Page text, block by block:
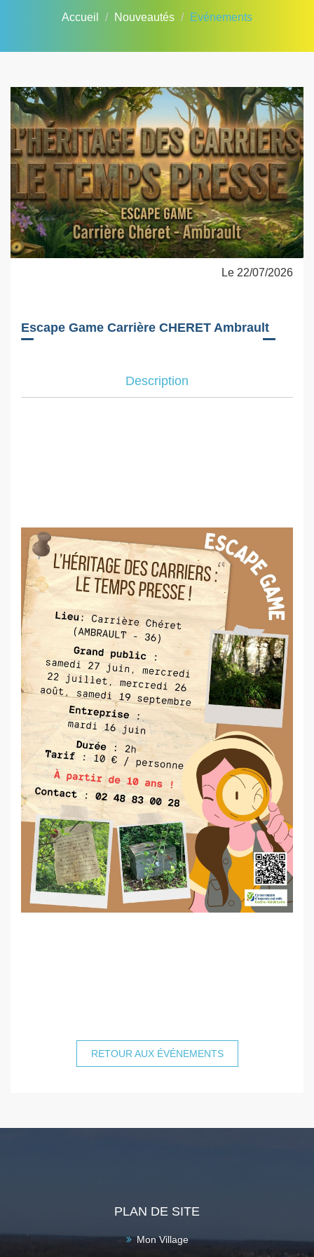
Accueil Nouveautés Evénements
Le 22/07/2026
Escape Game Carrière CHERET Ambrault
Description
RETOUR AUX ÉVÉNEMENTS
PLAN DE SITE
Mon Village